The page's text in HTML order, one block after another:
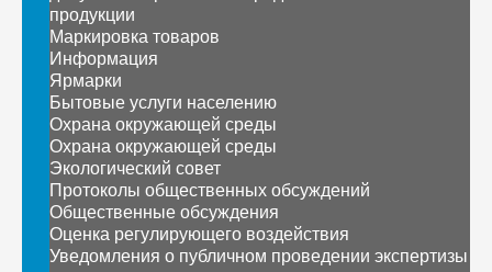
продукции
Маркировка товаров
Информация
Ярмарки
Бытовые услуги населению
Охрана окружающей среды
Охрана окружающей среды
Экологический совет
Протоколы общественных обсуждений
Общественные обсуждения
Оценка регулирующего воздействия
Уведомления о публичном проведении экспертизы